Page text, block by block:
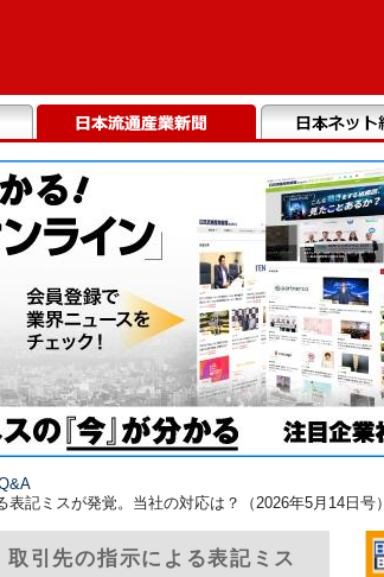
記ミスが発覚。当社の対応は？（2026年5月14日号）
引先の指示による表記ミス